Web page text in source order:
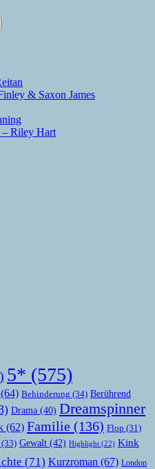
& Saxon James
Riley Hart
5* (575)
(64) Behinderung (34) Berührend
Drama (40) Dreamspinner
(62) Familie (136) Flop (31)
(33) Gewalt (42) Highlight (22) Kink
(71) Kurzroman (67) London